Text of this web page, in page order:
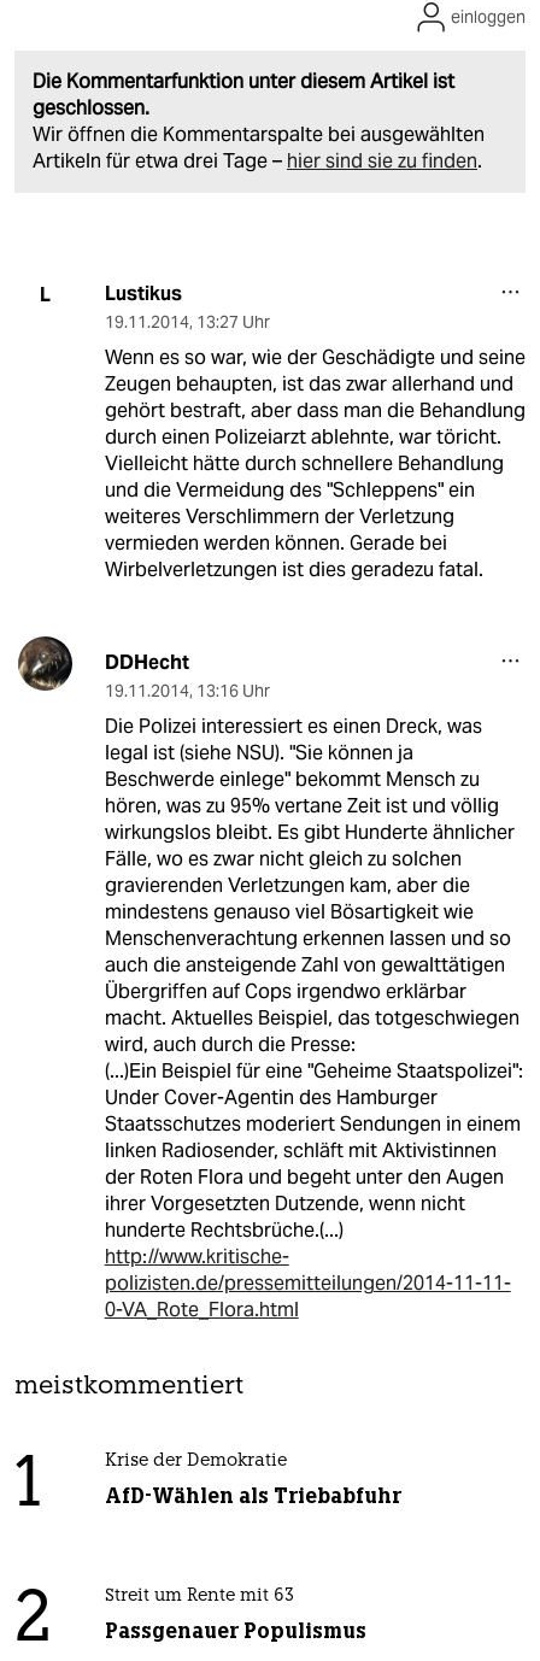
Die Kommentarfunktion unter diesem Artikel ist
geschlossen.
Wir öffnen die Kommentarspalte bei ausgewählten
Artikeln für etwa drei Tage – hier sind sie zu finden.
einloggen
L Lustikus
19.11.2014, 13:27 Uhr
Wenn es so war, wie der Geschädigte und seine
Zeugen behaupten, ist das zwar allerhand und
gehört bestraft, aber dass man die Behandlung
durch einen Polizeiarzt ablehnte, war töricht.
Vielleicht hätte durch schnellere Behandlung
und die Vermeidung des "Schleppens" ein
weiteres Verschlimmern der Verletzung
vermieden werden können. Gerade bei
Wirbelverletzungen ist dies geradezu fatal.
DDHecht
19.11.2014, 13:16 Uhr
Die Polizei interessiert es einen Dreck, was
legal ist (siehe NSU). "Sie können ja
Beschwerde einlege" bekommt Mensch zu
hören, was zu 95% vertane Zeit ist und völlig
wirkungslos bleibt. Es gibt Hunderte ähnlicher
Fälle, wo es zwar nicht gleich zu solchen
gravierenden Verletzungen kam, aber die
mindestens genauso viel Bösartigkeit wie
Menschenverachtung erkennen lassen und so
auch die ansteigende Zahl von gewalttätigen
Übergriffen auf Cops irgendwo erklärbar
macht. Aktuelles Beispiel, das totgeschwiegen
wird, auch durch die Presse:
(...)Ein Beispiel für eine "Geheime Staatspolizei":
Under Cover-Agentin des Hamburger
Staatsschutzes moderiert Sendungen in einem
linken Radiosender, schläft mit Aktivistinnen
der Roten Flora und begeht unter den Augen
ihrer Vorgesetzten Dutzende, wenn nicht
hunderte Rechtsbrüche.(...)
http://www.kritische-
polizisten.de/pressemitteilungen/2014-11-11-
0-VA_Rote_Flora.html
meistkommentiert
1 Krise der Demokratie
AfD-Wählen als Triebabfuhr
2 Streit um Rente mit 63
Passgenauer Populismus